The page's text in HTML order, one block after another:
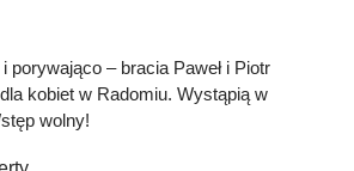
porywająco – bracia Paweł i Piotr
kobiet w Radomiu. Wystąpią w
wolny!